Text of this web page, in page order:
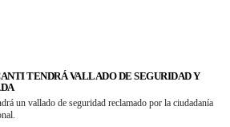
TENDRÁ VALLADO DE SEGURIDAD Y
un vallado de seguridad reclamado por la ciudadanía